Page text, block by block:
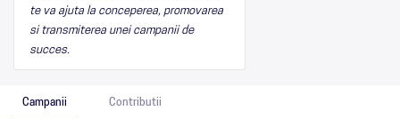
te va ajuta la conceperea, promovarea
si transmiterea unei campanii de
succes.
Campanii Contributii